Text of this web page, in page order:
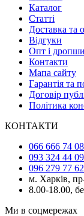
Каталог
Статті
Доставка та
Відгуки
Опт і
Контакти
Мапа сайту
Гарантія та
Договір
Політика
КОНТАКТИ
066 666 74 08
093 324 44 09
096 279 77 62
м. Харків,
8.00-18.00,
Ми в соцмережах